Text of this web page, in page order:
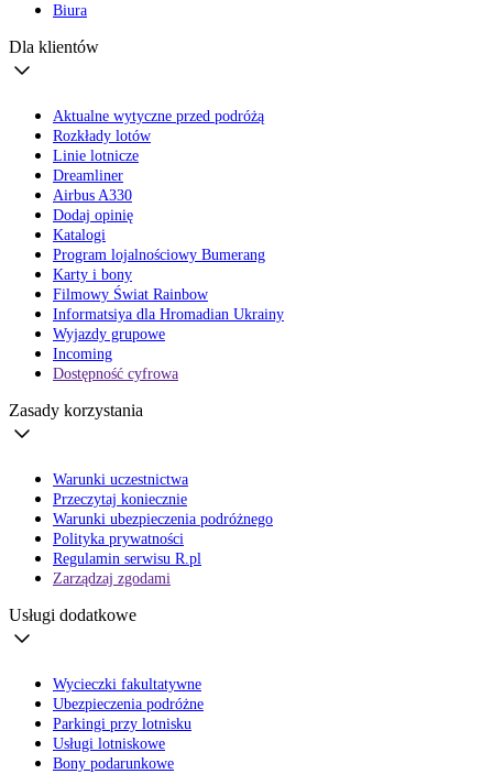
Biura
Dla klientów
Aktualne wytyczne przed podróżą
Rozkłady lotów
Linie lotnicze
Dreamliner
Airbus A330
Dodaj opinię
Katalogi
Program lojalnościowy Bumerang
Karty i bony
Filmowy Świat Rainbow
Informatsiya dla Hromadian Ukrainy
Wyjazdy grupowe
Incoming
Dostępność cyfrowa
Zasady korzystania
Warunki uczestnictwa
Przeczytaj koniecznie
Warunki ubezpieczenia podróżnego
Polityka prywatności
Regulamin serwisu R.pl
Zarządzaj zgodami
Usługi dodatkowe
Wycieczki fakultatywne
Ubezpieczenia podróżne
Parkingi przy lotnisku
Usługi lotniskowe
Bony podarunkowe